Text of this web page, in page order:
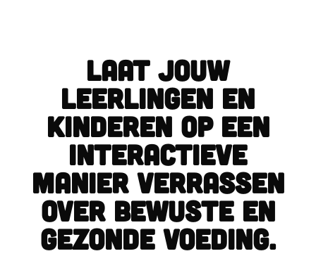
Laat jouw
leerlingen en
kinderen op een
interactieve
manier verrassen
over bewuste en
gezonde voeding.